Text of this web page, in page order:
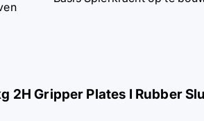
2H Gripper Plates I Rubber